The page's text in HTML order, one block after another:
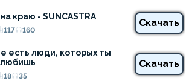
краю - SUNCASTRA
117 160
Скачать
есть люди, которых ты
любишь
18 35
Скачать